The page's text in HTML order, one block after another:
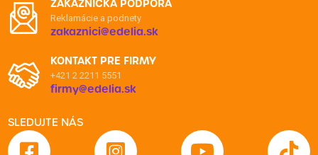
ZÁKAZNÍCKA PODPORA
Reklamácie a podnety
zakaznici@edelia.sk
KONTAKT PRE FIRMY
+421 2 2211 5551
firmy@edelia.sk
SLEDUJTE NÁS